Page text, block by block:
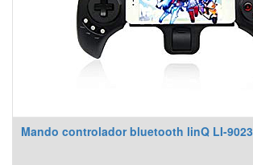
Mando controlador bluetooth linQ LI-9023